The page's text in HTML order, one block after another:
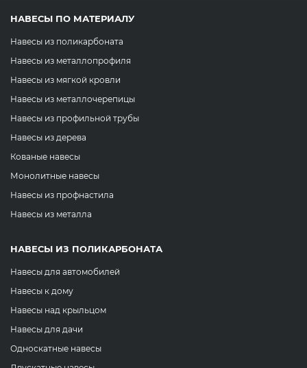
НАВЕСЫ ПО МАТЕРИАЛУ
Навесы из поликарбоната
Навесы из металлопрофиля
Навесы из мягкой кровли
Навесы из металлочерепицы
Навесы из профильной трубы
Навесы из дерева
Кованые навесы
Монолитные навесы
Навесы из профнастила
Навесы из металла
НАВЕСЫ ИЗ ПОЛИКАРБОНАТА
Навесы для автомобилей
Навесы к дому
Навесы над крыльцом
Навесы для дачи
Односкатные навесы